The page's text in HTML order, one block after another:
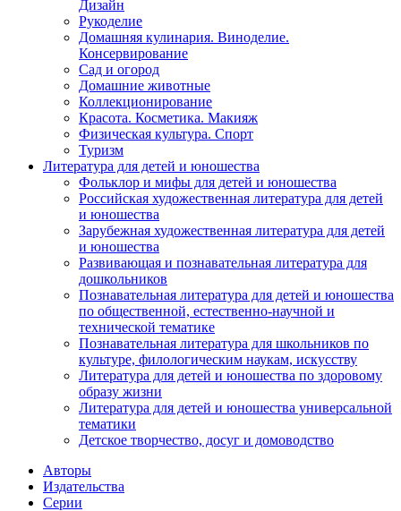
Дизайн
Рукоделие
Домашняя кулинария. Виноделие.
Консервирование
Сад и огород
Домашние животные
Коллекционирование
Красота. Косметика. Макияж
Физическая культура. Спорт
Туризм
Литература для детей и юношества
Фольклор и мифы для детей и юношества
Российская художественная литература для детей
и юношества
Зарубежная художественная литература для детей
и юношества
Развивающая и познавательная литература для
дошкольников
Познавательная литература для детей и юношества
по общественной, естественно-научной и
технической тематике
Познавательная литература для школьников по
культуре, филологическим наукам, искусству
Литература для детей и юношества по здоровому
образу жизни
Литература для детей и юношества универсальной
тематики
Детское творчество, досуг и домоводство
Авторы
Издательства
Серии